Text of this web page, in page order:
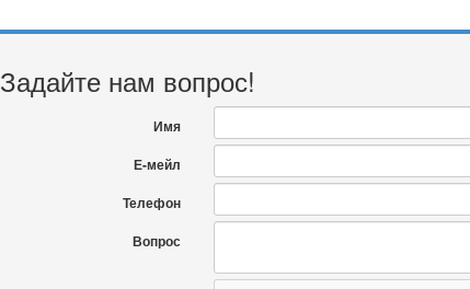
Задайте нам вопрос!
Имя
Е-мейл
Телефон
Вопрос